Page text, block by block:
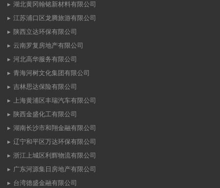
湖北黄冈翰铭新材料有限公司
江苏浦口区龙腾旅游有限公司
陕西立达环保有限公司
云南罗复房地产有限公司
河北高华服务有限公司
青海河树文化集团有限公司
吉林思达保险有限公司
上海黄浦区丰瑞汽车有限公司
陕西金盛化工有限公司
湖南长沙市和翔金融有限公司
辽宁和平区万达环保有限公司
浙江上城区利辉物流有限公司
广东河源集日房地产有限公司
台湾德盛金融有限公司